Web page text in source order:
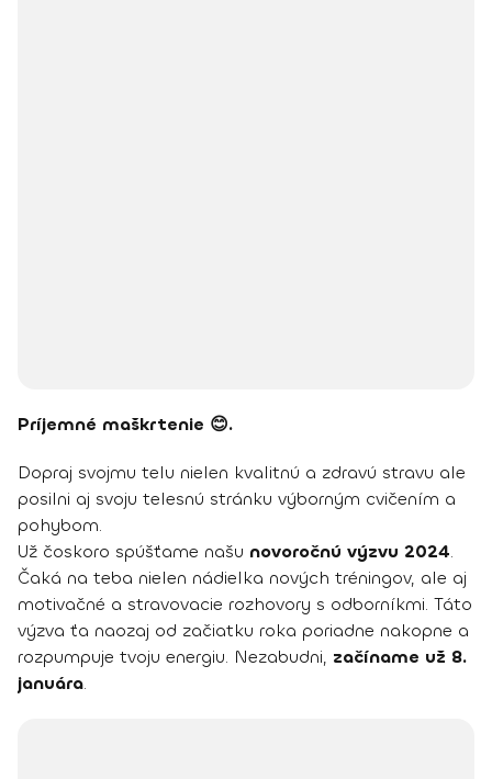
Príjemné maškrtenie 😊.
Dopraj svojmu telu nielen kvalitnú a zdravú stravu ale
posilni aj svoju telesnú stránku výborným cvičením a
pohybom.
Už čoskoro spúšťame našu novoročnú výzvu 2024.
Čaká na teba nielen nádielka nových tréningov, ale aj
motivačné a stravovacie rozhovory s odborníkmi. Táto
výzva ťa naozaj od začiatku roka poriadne nakopne a
rozpumpuje tvoju energiu. Nezabudni, začíname už 8.
januára.